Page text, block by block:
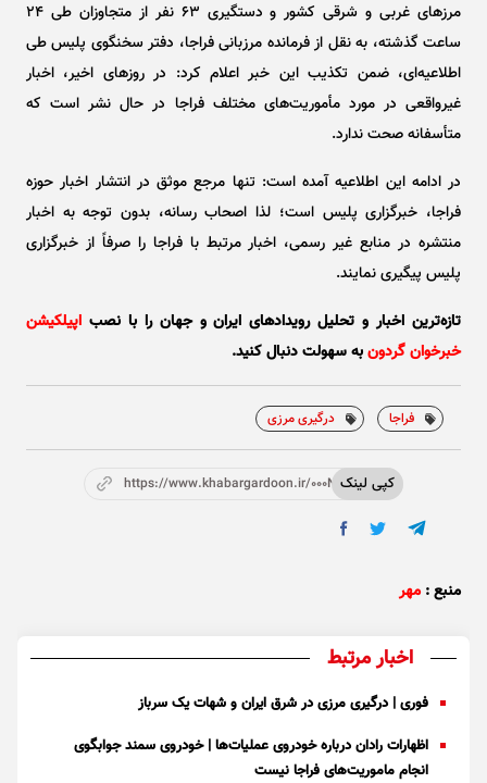
مرز‌های غربی و شرقی کشور و دستگیری ۶۳ نفر از متجاوزان طی ۲۴
ساعت گذشته، به نقل از فرمانده مرزبانی فراجا، دفتر سخنگوی پلیس طی
اطلاعیه‌ای، ضمن تکذیب این خبر اعلام کرد: در روز‌های اخیر، اخبار
غیرواقعی در مورد مأموریت‌های مختلف فراجا در حال نشر است که
متأسفانه صحت ندارد.
در ادامه این اطلاعیه آمده است: تنها مرجع موثق در انتشار اخبار حوزه
فراجا، خبرگزاری پلیس است؛ لذا اصحاب رسانه، بدون توجه به اخبار
منتشره در منابع غیر رسمی، اخبار مرتبط با فراجا را صرفاً از خبرگزاری
پلیس پیگیری نمایند.
تازه‌ترین اخبار و تحلیل‌ رویدادهای ایران و جهان را با نصب اپیلکیشن
خبرخوان گردونبه سهولت دنبال کنید.
فراجا درگیری مرزی
کپی لینکhttps://www.khabargardoon.ir/000NcW
منبع : مهر
اخبار مرتبط
فوری | درگیری مرزی در شرق ایران و شهات یک سرباز
اظهارات رادان درباره خودروی عملیات‌ها | خودروی سمند جوابگوی
انجام ماموریت‌های فراجا نیست